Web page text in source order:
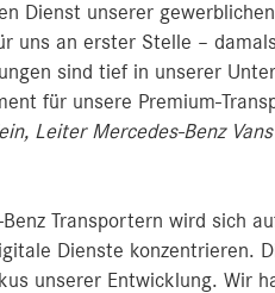
Dienst unserer
uns an erster Stelle –
sind tief in unserer
für unsere Premium-
Leiter Mercedes-Benz Vans
Transportern wird sich
Dienste konzentrieren.
unserer Entwicklung. Wir